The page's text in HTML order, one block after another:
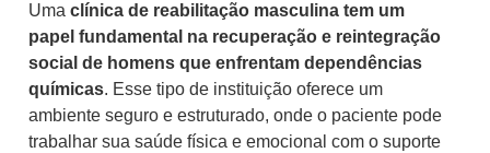
Uma clínica de reabilitação masculina tem um
papel fundamental na recuperação e reintegração
social de homens que enfrentam dependências
químicas. Esse tipo de instituição oferece um
ambiente seguro e estruturado, onde o paciente pode
trabalhar sua saúde física e emocional com o suporte